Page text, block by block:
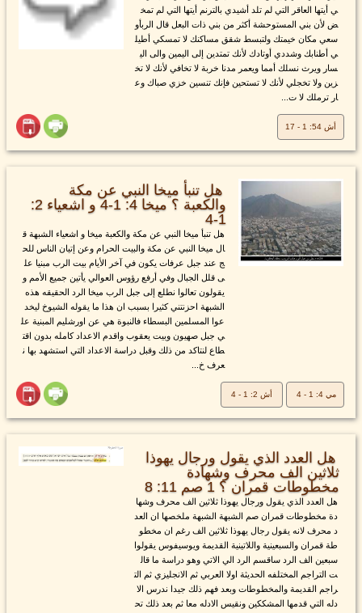
ي أيتها العاقر التي لم تلد أشيدي بالترنم أيتها التي لم تمخ
ض لأن بني المستوحشة أكثر من بني ذات البعل قال الربأو
سعي مكان خيمتك ولتبسط شقق مساكنك لا تمسكي أطيل
ي أطنابك وشددي أوتادك لأنك تمتدين إلى اليمين والى الي
سار ويرث نسلك أمما ويعمر مدنا خربة لا تخافي لأنك لا تخ
زين ولا تخجلي لأنك لا تستحين فإنك تنسين خزي صباك وع
ار ترملك لا ت...
أش 54: 1 - 17
هل تنبأ ميخا النبي عن مكة
والكعبة ؟ ميخا 4: 1-4 و اشعياء 2:
1-4
هل تنبأ ميخا النبي عن مكة والكعبة ميخا و اشعياء الشبهة ق
ال ميخا النبي عن مكة والبيت الحرام وعن إتيان الناس للح
ج عند جبل عرفات يكون في آخر الأيام بيت الرب مبنيا عل
ى قلل الجبال وفي أرفع رؤوس العوالي يأتين جميع الأمم و
يقولون تعالوا نطلع إلى جبل الرب ميخا الرد الحقيقه هذه
الشبهة احزنتني كثيرا بسبب ان هذا ما يقوله الشيوخ ليخد
عوا المسلمين البسطاء فالنبوة هي عن اورشليم المبنية عل
ي جبل صهيون وبيت يعقوب واقدم الاعداد كامله بدون اقت
طاع لنتاكد من ذلك وقبل دراسة الاعداد التي استشهد بها ن
عرف خ...
مي 4: 1 - 4 أش 2: 1 - 4
هل العدد الذي يقول ورجال يهوذا
ثلاثين الف محرف وشهادة
مخطوطات قمران ؟ 1 صم 11: 8
هل العدد الذي يقول ورجال يهوذا ثلاثين الف محرف وشها
دة مخطوطات قمران صم الشبهة الشبهة ملخصها ان العد
د محرف لانه يقول رجال يهوذا ثلاثين الف رغم ان مخطو
طة قمران والسبعينية واللاتينية القديمة ويوسيفوس يقولوا
سبعين الف الرد ساقسم الرد الي الاتي وهو دراسة ما قال
ت التراجم المختلفه الحديثة اولا العربي ثم الانجليزي ثم الت
راجم القديمة والمخطوطات وبعد فهم ذلك جيدا ندرس الا
دله التي قدمها المشككين ونقيس الادله معا ثم بعد ذلك تح